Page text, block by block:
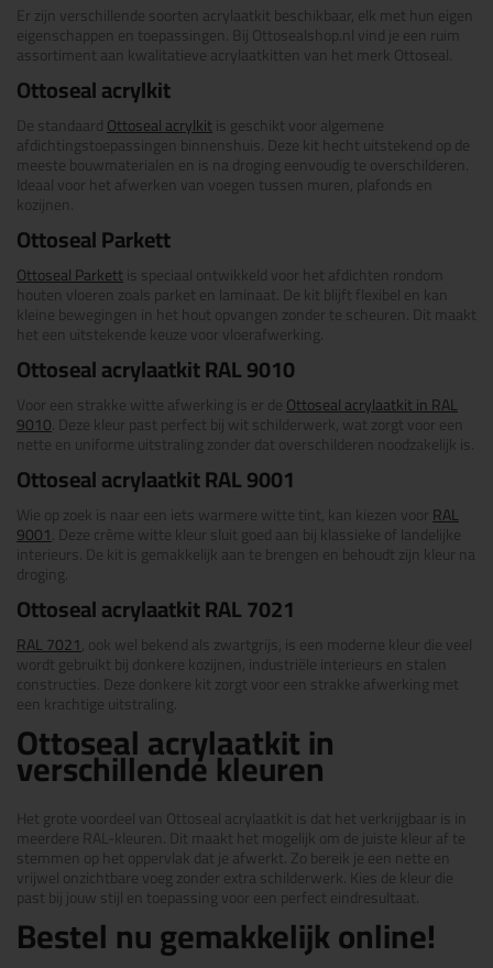
Er zijn verschillende soorten acrylaatkit beschikbaar, elk met hun eigen
eigenschappen en toepassingen. Bij Ottosealshop.nl vind je een ruim
assortiment aan kwalitatieve acrylaatkitten van het merk Ottoseal.
Ottoseal acrylkit
De standaardOttoseal acrylkitis geschikt voor algemene
afdichtingstoepassingen binnenshuis. Deze kit hecht uitstekend op de
meeste bouwmaterialen en is na droging eenvoudig te overschilderen.
Ideaal voor het afwerken van voegen tussen muren, plafonds en
kozijnen.
Ottoseal Parkett
Ottoseal Parkettis speciaal ontwikkeld voor het afdichten rondom
houten vloeren zoals parket en laminaat. De kit blijft flexibel en kan
kleine bewegingen in het hout opvangen zonder te scheuren. Dit maakt
het een uitstekende keuze voor vloerafwerking.
Ottoseal acrylaatkit RAL 9010
Voor een strakke witte afwerking is er deOttoseal acrylaatkit in RAL
9010. Deze kleur past perfect bij wit schilderwerk, wat zorgt voor een
nette en uniforme uitstraling zonder dat overschilderen noodzakelijk is.
Ottoseal acrylaatkit RAL 9001
Wie op zoek is naar een iets warmere witte tint, kan kiezen voor RAL
9001. Deze crème witte kleur sluit goed aan bij klassieke of landelijke
interieurs. De kit is gemakkelijk aan te brengen en behoudt zijn kleur na
droging.
Ottoseal acrylaatkit RAL 7021
RAL 7021, ook wel bekend als zwartgrijs, is een moderne kleur die veel
wordt gebruikt bij donkere kozijnen, industriële interieurs en stalen
constructies. Deze donkere kit zorgt voor een strakke afwerking met
een krachtige uitstraling.
Ottoseal acrylaatkit in
verschillende kleuren
Het grote voordeel van Ottoseal acrylaatkit is dat het verkrijgbaar is in
meerdere RAL-kleuren. Dit maakt het mogelijk om de juiste kleur af te
stemmen op het oppervlak dat je afwerkt. Zo bereik je een nette en
vrijwel onzichtbare voeg zonder extra schilderwerk. Kies de kleur die
past bij jouw stijl en toepassing voor een perfect eindresultaat.
Bestel nu gemakkelijk online!